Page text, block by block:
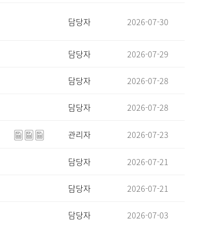
담당자 2026-07-30
담당자 2026-07-29
담당자 2026-07-28
담당자 2026-07-28
관리자 2026-07-23
담당자 2026-07-21
담당자 2026-07-21
담당자 2026-07-03